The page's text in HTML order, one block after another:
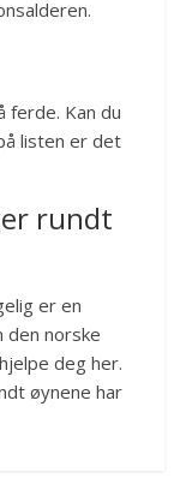
ferde. Kan du
listen er det
rundt
er en
den norske
deg her.
øynene har